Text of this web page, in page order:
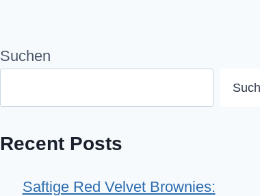
Suchen
Recent Posts
Saftige Red Velvet Brownies: